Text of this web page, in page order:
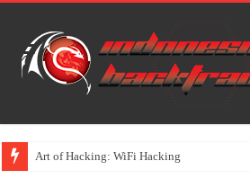
Art of Hacking: WiFi Hacking